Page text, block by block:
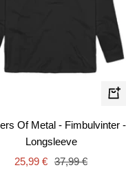
Of Metal - Fimbulvinter -
Longsleeve
Angebotspreis
25,99 € Regulärer
37,99 €